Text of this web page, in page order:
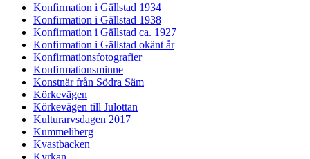
Konfirmation i Gällstad 1934
Konfirmation i Gällstad 1938
Konfirmation i Gällstad ca. 1927
Konfirmation i Gällstad okänt år
Konfirmationsfotografier
Konfirmationsminne
Konstnär från Södra Säm
Körkevägen
Körkevägen till Julottan
Kulturarvsdagen 2017
Kummeliberg
Kvastbacken